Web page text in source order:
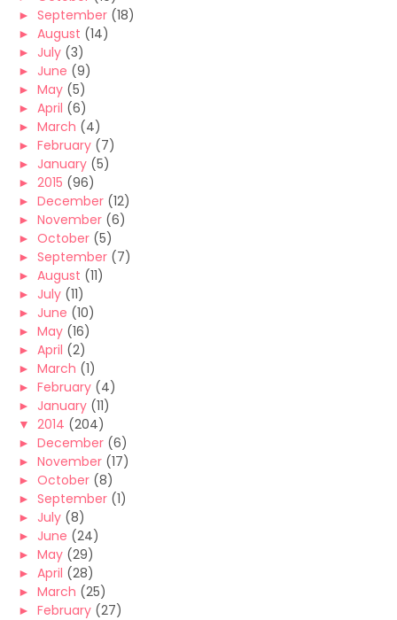
► September (18)
► August (14)
► July (3)
► June (9)
► May (5)
► April (6)
► March (4)
► February (7)
► January (5)
► 2015 (96)
► December (12)
► November (6)
► October (5)
► September (7)
► August (11)
► July (11)
► June (10)
► May (16)
► April (2)
► March (1)
► February (4)
► January (11)
▼ 2014 (204)
► December (6)
► November (17)
► October (8)
► September (1)
► July (8)
► June (24)
► May (29)
► April (28)
► March (25)
► February (27)